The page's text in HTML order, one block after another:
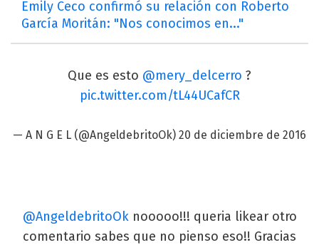
Emily Ceco confirmó su relación con Roberto
García Moritán: "Nos conocimos en..."
Que es esto @mery_delcerro ?
pic.twitter.com/tL44UCafCR
— A N G E L (@AngeldebritoOk) 20 de diciembre de 2016
@AngeldebritoOknooooo!!! queria likear otro
comentario sabes que no pienso eso!! Gracias